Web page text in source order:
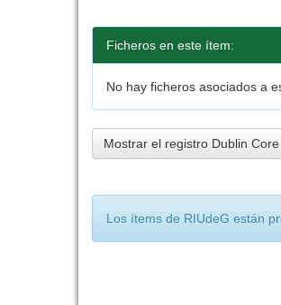
Ficheros en este ítem:
No hay ficheros asociados a
Mostrar el registro Dublin
Los ítems de RIUdeG están